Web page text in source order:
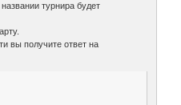
турнира будет
вы получите ответ на